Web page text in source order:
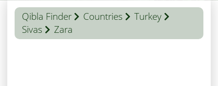
Qibla Finder Countries
Turkey
Sivas
Zara